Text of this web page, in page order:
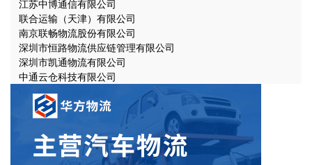
江苏中博通信有限公司
联合运输（天津）有限公司
南京联畅物流股份有限公司
深圳市恒路物流供应链管理有限公司
深圳市凯通物流有限公司
中通云仓科技有限公司